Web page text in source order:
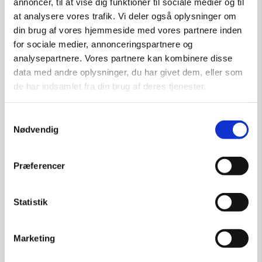
at analysere vores trafik. Vi deler også oplysninger om
din brug af vores hjemmeside med vores partnere inden
for sociale medier, annonceringspartnere og
analysepartnere. Vores partnere kan kombinere disse
data med andre oplysninger, du har givet dem, eller som
de har indsamlet fra din brug af deres tjenester.
Nødvendig
Præferencer
Statistik
Marketing
Last Chance – grafik af Ole